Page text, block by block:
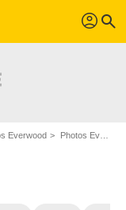
profil search
Everwood Photos Everwood S02